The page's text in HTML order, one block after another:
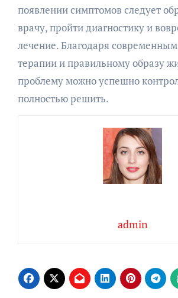
появлении симптомов следует
врачу, пройти диагностику и
лечение. Благодаря
терапии и правильному образу
проблему можно успешно
полностью решить.
admin